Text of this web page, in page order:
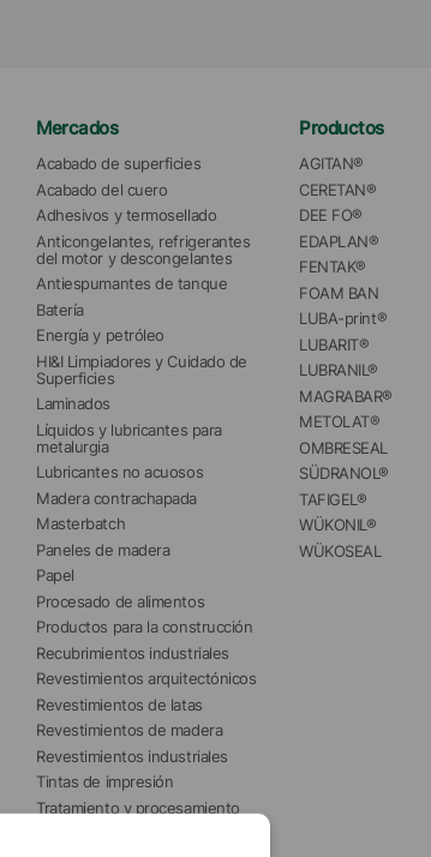
Mercados
Acabado de superficies
Acabado del cuero
Adhesivos y termosellado
Anticongelantes, refrigerantes
del motor y descongelantes
Antiespumantes de tanque
Batería
Energía y petróleo
HI&I Limpiadores y Cuidado de
Superficies
Laminados
Líquidos y lubricantes para
metalurgia
Lubricantes no acuosos
Madera contrachapada
Masterbatch
Paneles de madera
Papel
Procesado de alimentos
Productos para la construcción
Recubrimientos industriales
Revestimientos arquitectónicos
Revestimientos de latas
Revestimientos de madera
Revestimientos industriales
Tintas de impresión
Tratamiento y procesamiento
Productos
AGITAN®
CERETAN®
DEE FO®
EDAPLAN®
FENTAK®
FOAM BAN
LUBA-print®
LUBARIT®
LUBRANIL®
MAGRABAR®
METOLAT®
OMBRESEAL
SÜDRANOL®
TAFIGEL®
WÜKONIL®
WÜKOSEAL